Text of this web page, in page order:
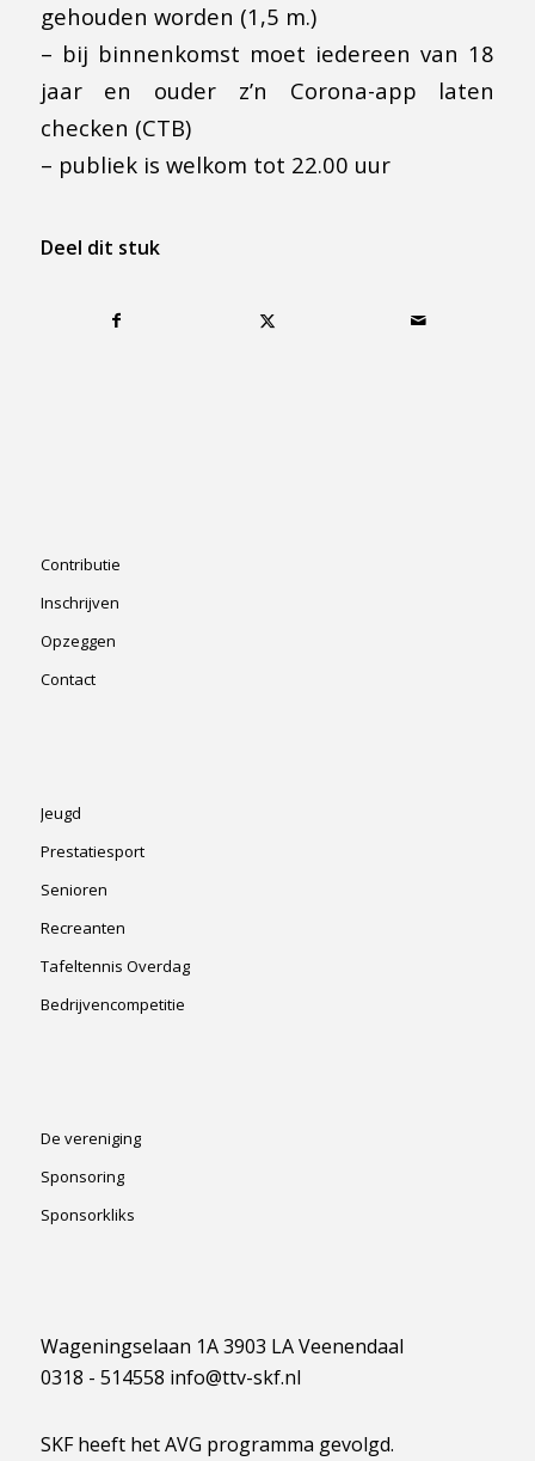
gehouden worden (1,5 m.)
– bij binnenkomst moet iedereen van 18
jaar en ouder z’n Corona-app laten
checken (CTB)
– publiek is welkom tot 22.00 uur
Deel dit stuk
Contributie
Inschrijven
Opzeggen
Contact
Jeugd
Prestatiesport
Senioren
Recreanten
Tafeltennis Overdag
Bedrijvencompetitie
De vereniging
Sponsoring
Sponsorkliks
Wageningselaan 1A 3903 LA Veenendaal
0318 - 514558 info@ttv-skf.nl
SKF heeft het AVG programma gevolgd.